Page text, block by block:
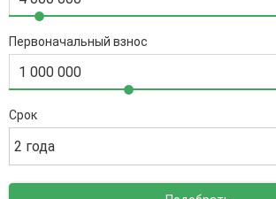
Первоначальный взнос
Срок
2 года